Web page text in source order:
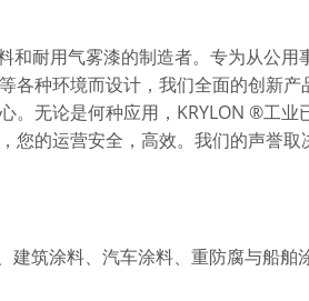
和耐用气雾漆的制造者。专为从公用
各种环境而设计，我们全面的创新产
。无论是何种应用，KRYLON ®工业
您的运营安全，高效。我们的声誉取
建筑涂料、汽车涂料、重防腐与船舶